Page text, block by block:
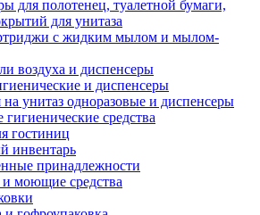
для полотенец, туалетной бумаги,
для унитаза
с жидким мылом и мылом-
воздуха и диспенсеры
и диспенсеры
унитаз одноразовые и диспенсеры
гигиенические средства
гостиниц
инвентарь
принадлежности
моющие средства